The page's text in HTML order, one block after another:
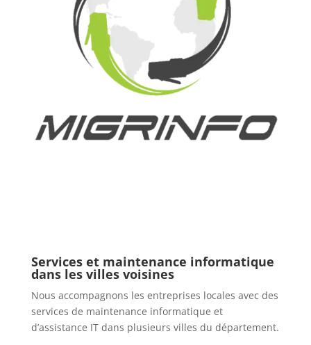
Services et maintenance informatique
dans les villes voisines
Nous accompagnons les entreprises locales avec des
services de maintenance informatique et
d’assistance IT dans plusieurs villes du département.